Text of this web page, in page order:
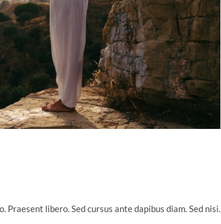
libero. Sed cursus ante dapibus diam. Sed nisi.